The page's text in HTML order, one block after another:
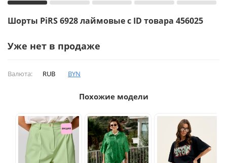
Шорты PiRS 6928 лаймовые с ID товара 456025
Уже нет в продаже
Валюта: RUB BYN
Похожие модели